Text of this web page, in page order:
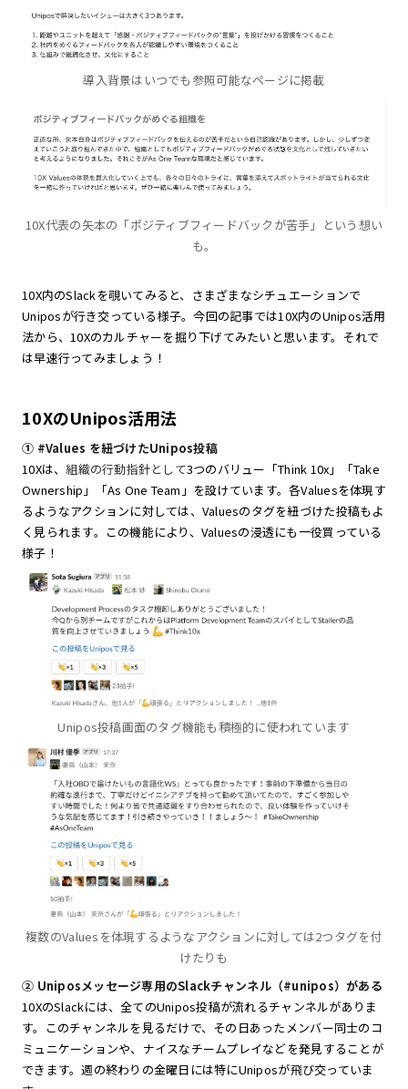
導入背景はいつでも参照可能なページに掲載
10X代表の矢本の「ポジティブフィードバックが苦手」という想い
も。
10X内のSlackを覗いてみると、さまざまなシチュエーションで
Uniposが行き交っている様子。今回の記事では10X内のUnipos活用
法から、10Xのカルチャーを掘り下げてみたいと思います。それで
は早速行ってみましょう！
10XのUnipos活用法
① #Values を紐づけたUnipos投稿
10Xは、組織の行動指針として3つのバリュー「Think 10x」「Take
Ownership」「As One Team」を設けています。各Valuesを体現す
るようなアクションに対しては、Valuesのタグを紐づけた投稿もよ
く見られます。この機能により、Valuesの浸透にも一役買っている
様子！
Unipos投稿画面のタグ機能も積極的に使われています
複数のValuesを体現するようなアクションに対しては2つタグを付
けたりも
② Uniposメッセージ専用のSlackチャンネル（#unipos）がある
10XのSlackには、全てのUnipos投稿が流れるチャンネルがありま
す。このチャンネルを見るだけで、その日あったメンバー同士のコ
ミュニケーションや、ナイスなチームプレイなどを発見することが
できます。週の終わりの金曜日には特にUniposが飛び交っていま